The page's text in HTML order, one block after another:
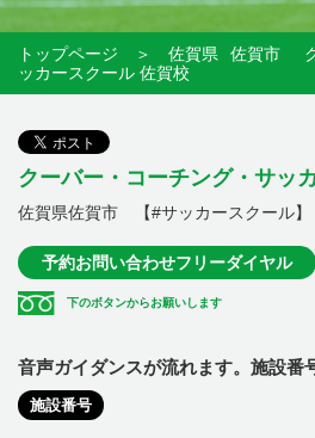
トップページ ＞ 佐賀県 佐賀市
ッカースクール 佐賀校
クーバー・コーチング・サッ
佐賀県佐賀市 【#サッカースクール】
予約お問い合わせフリーダイヤル
下のボタンからお願いします
音声ガイダンスが流れます。施設番
施設番号